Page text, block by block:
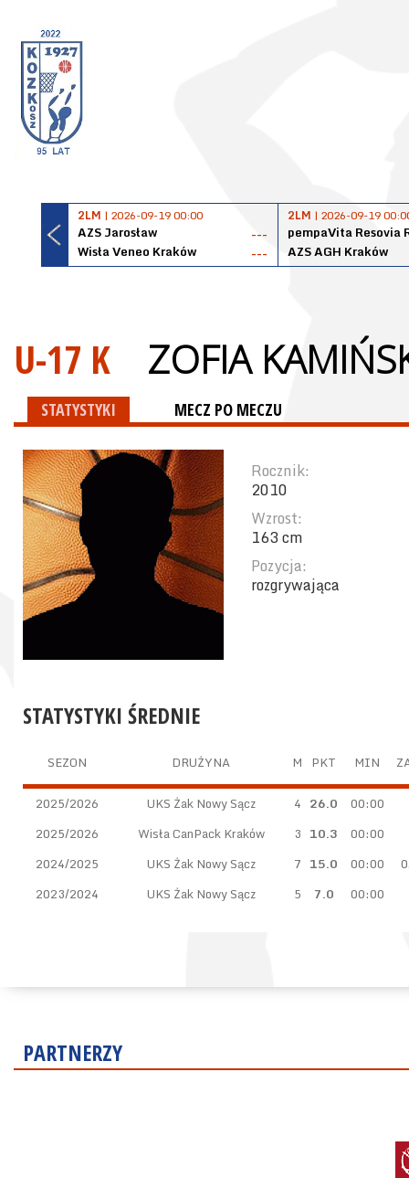
2LM | 2026-09-19 00:00
AZS Jarosław
---
Wisła Veneo Kraków
---
2LM | 2026-09-19
pempaVita Resovia
AZS AGH Kraków
U-17 K ZOFIA
STATYSTYKI MECZ PO MECZU
Rocznik:
2010
Wzrost:
163 cm
Pozycja:
rozgrywająca
STATYSTYKI ŚREDNIE
SEZON DRUŻYNA M PKT MIN
2025/2026 UKS Żak Nowy Sącz 4 26.0
00:00
2025/2026
Wisła CanPack Kraków 3 10.3
00:00
2024/2025
UKS Żak Nowy Sącz 7 15.0 00:00
2023/2024
UKS Żak Nowy Sącz 5 7.0 00:00
PARTNERZY